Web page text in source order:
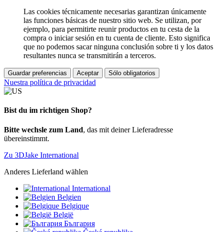
Las cookies técnicamente necesarias garantizan únicamente
las funciones básicas de nuestro sitio web. Se utilizan, por
ejemplo, para permitirte reunir productos en tu cesta de la
compra o iniciar sesión en tu cuenta de cliente. Esto significa
que no podemos sacar ninguna conclusión sobre ti y los datos
resultantes nunca se transmitirán a terceros.
Guardar preferencias Aceptar Sólo obligatorios
Nuestra política de privacidad
Bist du im richtigen Shop?
Bitte wechsle zum Land, das mit deiner Lieferadresse
übereinstimmt.
Zu 3DJake International
Anderes Lieferland wählen
International
Belgien
Belgique
België
България